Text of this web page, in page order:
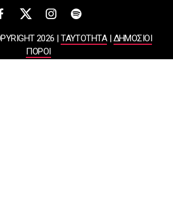
2026 |ΤΑΥΤΟΤΗΤΑ|ΔΗΜΟΣΙΟΙ
ΠΟΡΟΙ